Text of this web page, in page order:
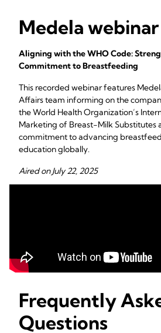
Medela webinar
Aligning with the WHO Code:
Commitment to Breastfeeding
This recorded webinar features
Affairs team informing on the
the World Health Organization’s
Marketing of Breast-Milk Substitutes
commitment to advancing
education globally.
Aired on July 22, 2025
Frequently
Questions